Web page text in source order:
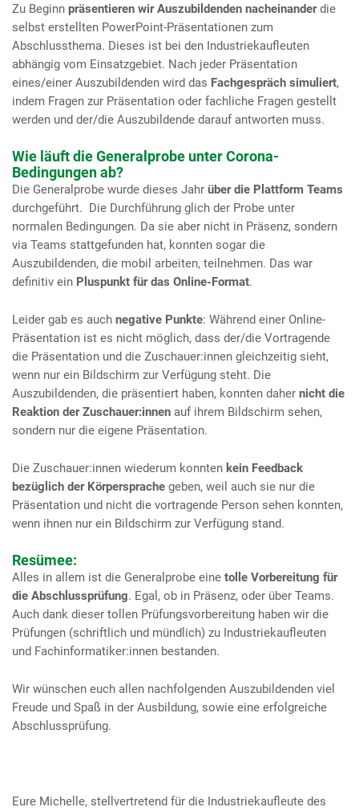
Zu Beginn präsentieren wir Auszubildenden nacheinanderdie
selbst erstellten PowerPoint-Präsentationen zum
Abschlussthema. Dieses ist bei den Industriekaufleuten
abhängig vom Einsatzgebiet. Nach jeder Präsentation
eines/einer Auszubildenden wird das Fachgespräch simuliert,
indem Fragen zur Präsentation oder fachliche Fragen gestellt
werden und der/die Auszubildende darauf antworten muss.
Wie läuft die Generalprobe unter Corona-
Bedingungen ab?
Die Generalprobe wurde dieses Jahr über die Plattform Teams
durchgeführt. Die Durchführung glich der Probe unter
normalen Bedingungen. Da sie aber nicht in Präsenz, sondern
via Teams stattgefunden hat, konnten sogar die
Auszubildenden, die mobil arbeiten, teilnehmen. Das war
definitiv ein Pluspunkt für das Online-Format.
Leider gab es auch negative Punkte: Während einer Online-
Präsentation ist es nicht möglich, dass der/die Vortragende
die Präsentation und die Zuschauer:innen gleichzeitig sieht,
wenn nur ein Bildschirm zur Verfügung steht. Die
Auszubildenden, die präsentiert haben, konnten daher nicht die
Reaktion der Zuschauer:innen auf ihrem Bildschirm sehen,
sondern nur die eigene Präsentation.
Die Zuschauer:innen wiederum konnten kein Feedback
bezüglich der Körpersprache geben, weil auch sie nur die
Präsentation und nicht die vortragende Person sehen konnten,
wenn ihnen nur ein Bildschirm zur Verfügung stand.
Resümee:
Alles in allem ist die Generalprobe eine tolle Vorbereitung für
die Abschlussprüfung. Egal, ob in Präsenz, oder über Teams.
Auch dank dieser tollen Prüfungsvorbereitung haben wir die
Prüfungen (schriftlich und mündlich) zu Industriekaufleuten
und Fachinformatiker:innen bestanden.
Wir wünschen euch allen nachfolgenden Auszubildenden viel
Freude und Spaß in der Ausbildung, sowie eine erfolgreiche
Abschlussprüfung.
Eure Michelle, stellvertretend für die Industriekaufleute des